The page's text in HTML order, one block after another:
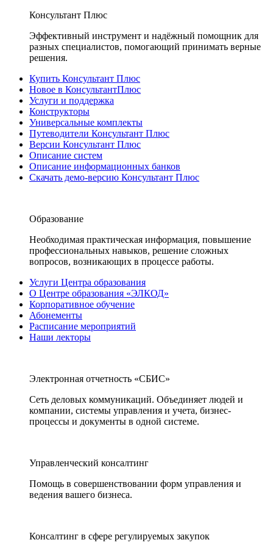
Консультант Плюс
Эффективный инструмент и надёжный помощник для
разных специалистов, помогающий принимать верные
решения.
Купить Консультант Плюс
Новое в КонсультантПлюс
Услуги и поддержка
Конструкторы
Универсальные комплекты
Путеводители Консультант Плюс
Версии Консультант Плюс
Описание систем
Описание информационных банков
Скачать демо-версию Консультант Плюс
Образование
Необходимая практическая информация, повышение
профессиональных навыков, решение сложных
вопросов, возникающих в процессе работы.
Услуги Центра образования
О Центре образования «ЭЛКОД»
Корпоративное обучение
Абонементы
Расписание мероприятий
Наши лекторы
Электронная отчетность «СБИС»
Сеть деловых коммуникаций. Объединяет людей и
компании, системы управления и учета, бизнес-
процессы и документы в одной системе.
Управленческий консалтинг
Помощь в совершенствовании форм управления и
ведения вашего бизнеса.
Консалтинг в сфере регулируемых закупок